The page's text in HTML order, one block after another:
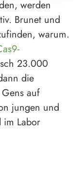
werden
Brunet und
warum.
23.000
die
auf
jungen und
im Labor